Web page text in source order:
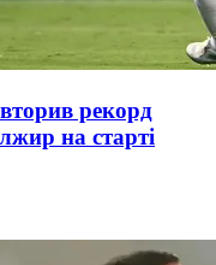
рекорд
на старті